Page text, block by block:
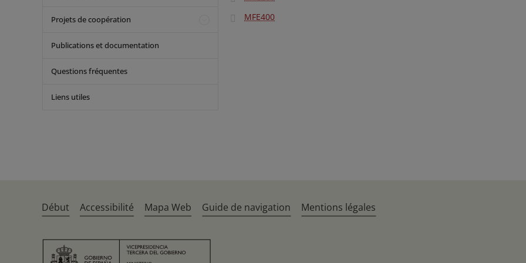
Projets de coopération
Publications et documentation
Questions fréquentes
Liens utiles
MFE400
Début Accessibilité Mapa Web Guide de navigation Mentions légales